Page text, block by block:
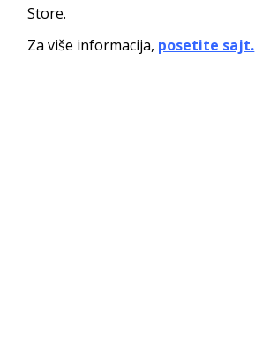
Store.
Za više informacija, posetite sajt.